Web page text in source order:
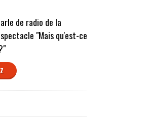
de radio de la
"Mais qu'est-ce